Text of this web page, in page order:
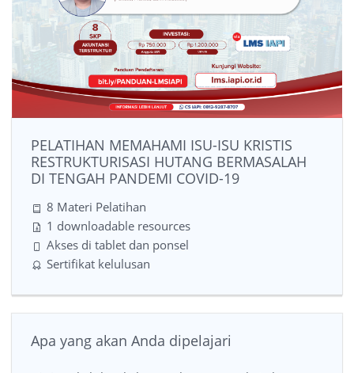
PELATIHAN MEMAHAMI ISU-ISU KRISTIS
RESTRUKTURISASI HUTANG BERMASALAH
DI TENGAH PANDEMI COVID-19
8 Materi Pelatihan
1 downloadable resources
Akses di tablet dan ponsel
Sertifikat kelulusan
Apa yang akan Anda dipelajari